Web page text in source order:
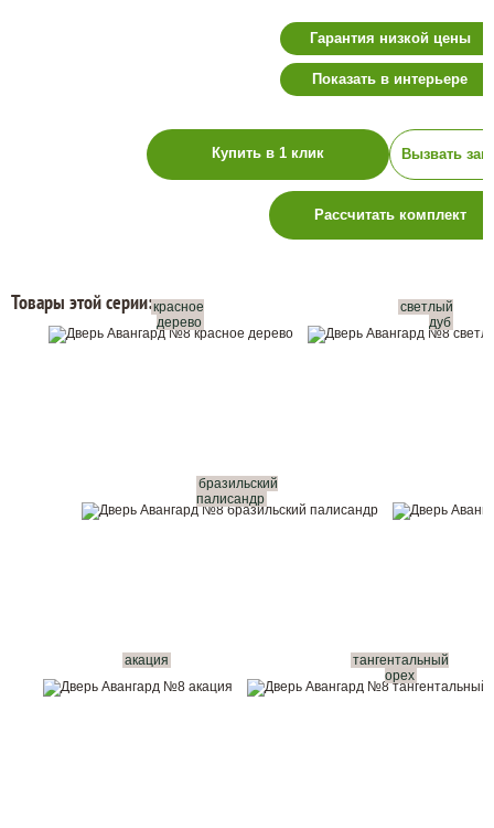
Гарантия низкой цены
Показать в интерьере
Купить в 1 клик Вызвать
Рассчитать комплект
Товары этой серии:красное
дерево
светлый
дуб
бразильский
палисандр
акация
тангентальный
орех